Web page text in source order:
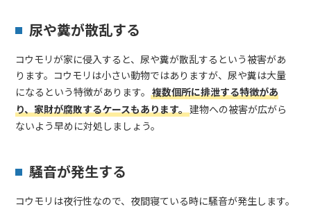
尿や糞が散乱する
コウモリが家に侵入すると、尿や糞が散乱するという被害があ
ります。コウモリは小さい動物ではありますが、尿や糞は大量
になるという特徴があります。複数個所に排泄する特徴があ
り、家財が腐敗するケースもあります。建物への被害が広がら
ないよう早めに対処しましょう。
騒音が発生する
コウモリは夜行性なので、夜間寝ている時に騒音が発生します。